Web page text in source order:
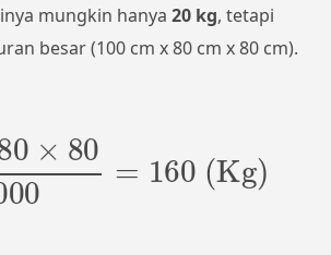
mungkin hanya 20 kg, tetapi
besar (100 cm x 80 cm x 80 cm).
×80 4.000